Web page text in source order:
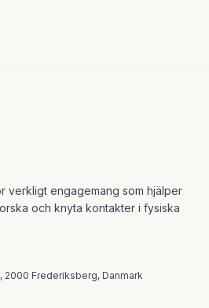
verkligt engagemang som hjälper
och knyta kontakter i fysiska
Frederiksberg, Danmark